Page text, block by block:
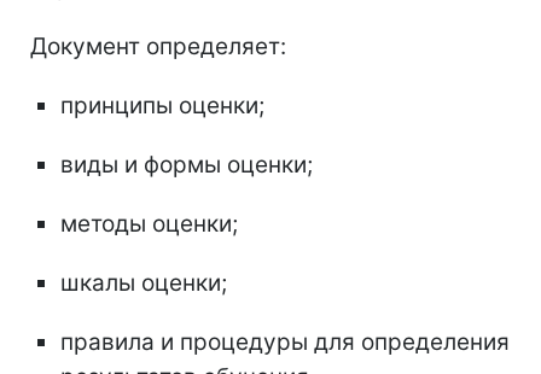
Документ определяет:
принципы оценки;
виды и формы оценки;
методы оценки;
шкалы оценки;
правила и процедуры для определения